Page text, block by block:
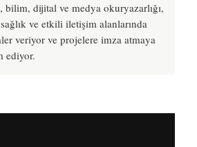
bilim, dijital ve medya okuryazarlığı,
ve etkili iletişim alanlarında
veriyor ve projelere imza atmaya
ediyor.